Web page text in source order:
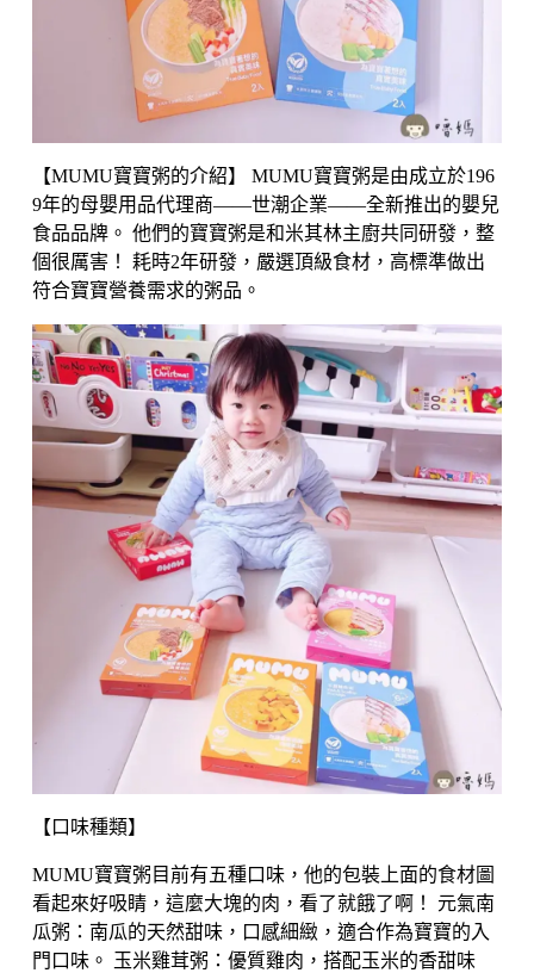
【MUMU寶寶粥的介紹】 MUMU寶寶粥是由成立於196
9年的母嬰用品代理商——世潮企業——全新推出的嬰兒
食品品牌。 他們的寶寶粥是和米其林主廚共同研發，整
個很厲害！ 耗時2年研發，嚴選頂級食材，高標準做出
符合寶寶營養需求的粥品。
【口味種類】
MUMU寶寶粥目前有五種口味，他的包裝上面的食材圖
看起來好吸睛，這麼大塊的肉，看了就餓了啊！ 元氣南
瓜粥：南瓜的天然甜味，口感細緻，適合作為寶寶的入
門口味。 玉米雞茸粥：優質雞肉，搭配玉米的香甜味